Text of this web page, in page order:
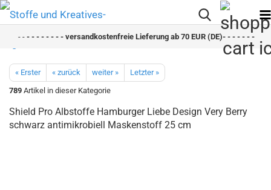
- - - - - - - - versandkostenfreie Lieferung ab 70 EUR (DE)- - - - - - - -
« Erster « zurück weiter »
Letzter »
789 Artikel in dieser Kategorie
Shield Pro Albstoffe Hamburger Liebe Design Very Berry
schwarz antimikrobiell Maskenstoff 25 cm